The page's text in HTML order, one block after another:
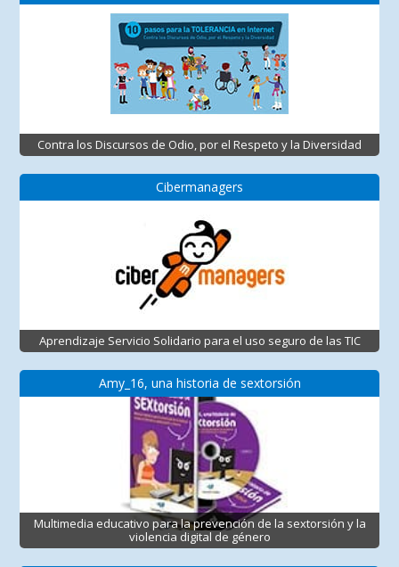
Contra los Discursos de Odio, por el Respeto y la Diversidad
Cibermanagers
Aprendizaje Servicio Solidario para el uso seguro de las TIC
Amy_16, una historia de sextorsión
Multimedia educativo para la prevención de la sextorsión y la
violencia digital de género